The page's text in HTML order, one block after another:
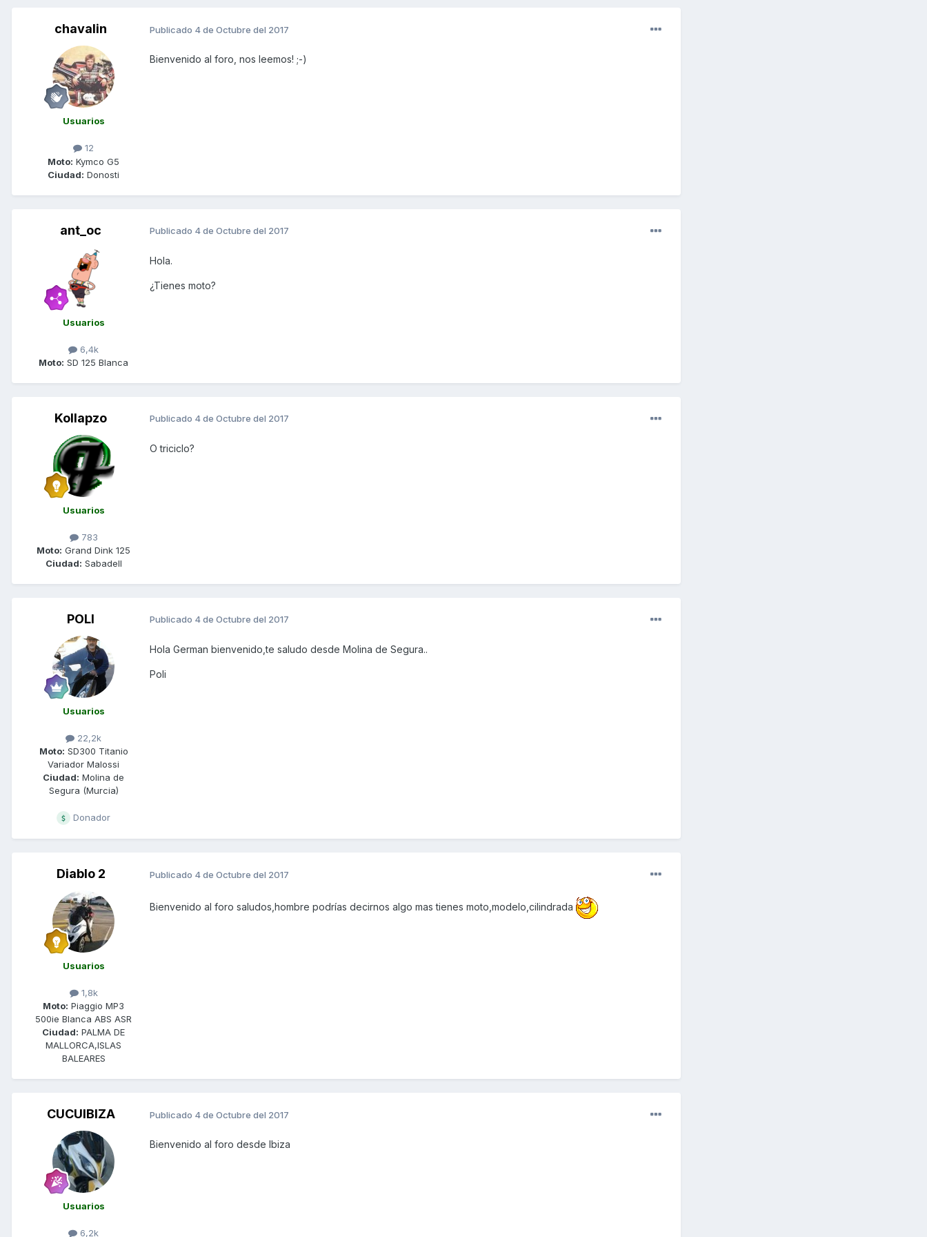
chavalin
Usuarios
12
Moto: Kymco G5
Ciudad: Donosti
Publicado 4 de Octubre del 2017
Bienvenido al foro, nos leemos! ;-)
ant_oc
Usuarios
6,4k
Moto: SD 125 Blanca
Publicado 4 de Octubre del 2017
Hola.
¿Tienes moto?
Kollapzo
Usuarios
783
Moto: Grand Dink 125
Ciudad: Sabadell
Publicado 4 de Octubre del 2017
O triciclo?
POLI
Usuarios
22,2k
Moto: SD300 Titanio
Variador Malossi
Ciudad: Molina de
Segura (Murcia)
Donador
Publicado 4 de Octubre del 2017
Hola German bienvenido,te saludo desde Molina de Segura..
Poli
Diablo 2
Usuarios
1,8k
Moto: Piaggio MP3
500ie Blanca ABS ASR
Ciudad: PALMA DE
MALLORCA,ISLAS
BALEARES
Publicado 4 de Octubre del 2017
Bienvenido al foro saludos,hombre podrías decirnos algo mas tienes moto,modelo,cilindrada
CUCUIBIZA
Usuarios
6,2k
Publicado 4 de Octubre del 2017
Bienvenido al foro desde Ibiza